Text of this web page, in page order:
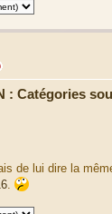
: Catégories
de lui dire la